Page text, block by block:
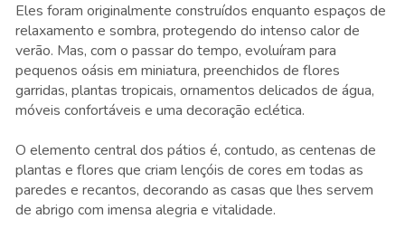
Eles foram originalmente construídos enquanto espaços de
relaxamento e sombra, protegendo do intenso calor de
verão. Mas, com o passar do tempo, evoluíram para
pequenos oásis em miniatura, preenchidos de flores
garridas, plantas tropicais, ornamentos delicados de água,
móveis confortáveis e uma decoração eclética.
O elemento central dos pátios é, contudo, as centenas de
plantas e flores que criam lençóis de cores em todas as
paredes e recantos, decorando as casas que lhes servem
de abrigo com imensa alegria e vitalidade.